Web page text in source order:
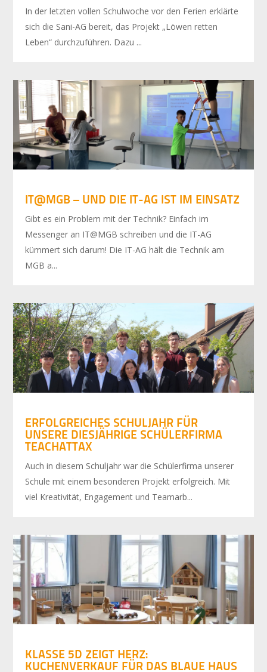
In der letzten vollen Schulwoche vor den Ferien erklärte
sich die Sani-AG bereit, das Projekt „Löwen retten
Leben“ durchzuführen. Dazu ...
IT@MGB – UND DIE IT-AG IST IM EINSATZ
Gibt es ein Problem mit der Technik? Einfach im
Messenger an IT@MGB schreiben und die IT-AG
kümmert sich darum! Die IT-AG hält die Technik am
MGB a...
ERFOLGREICHES SCHULJAHR FÜR
UNSERE DIESJÄHRIGE SCHÜLERFIRMA
TEACHATTAX
Auch in diesem Schuljahr war die Schülerfirma unserer
Schule mit einem besonderen Projekt erfolgreich. Mit
viel Kreativität, Engagement und Teamarb...
KLASSE 5D ZEIGT HERZ:
KUCHENVERKAUF FÜR DAS BLAUE HAUS